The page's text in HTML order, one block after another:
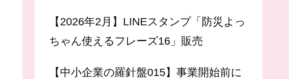
【2026年2月】LINEスタンプ「防災よっ
ちゃん使えるフレーズ16」販売
【中小企業の羅針盤015】事業開始前に